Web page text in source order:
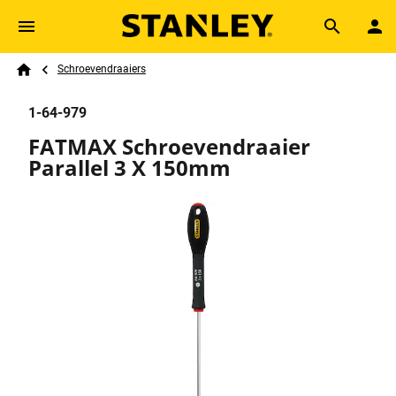
Skip to main content
Search
Breadcrumb
Schroevendraaiers
1-64-979
FATMAX Schroevendraaier
Parallel 3 X 150mm